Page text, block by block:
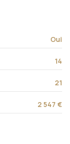
Oui
14
21
2 547 €